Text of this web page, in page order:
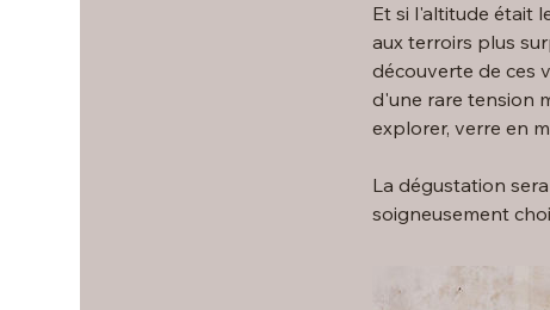
Et si l'altitude était
aux terroirs plus
découverte de ces
d'une rare tension
explorer, verre en
La dégustation
soigneusement